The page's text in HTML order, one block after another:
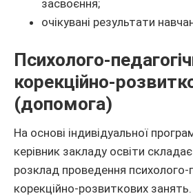
засвоєння;
очікувані результати
Психолого-
корекційно-
(допомога)
На основі індивідуальної
керівник закладу освіти
розклад проведення психолого-
корекційно-розвиткових